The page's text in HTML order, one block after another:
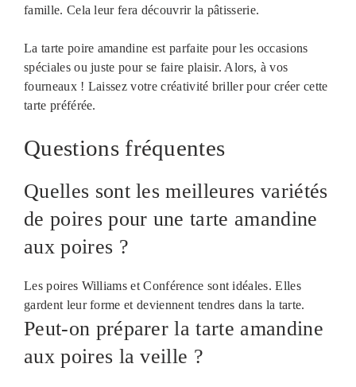
famille. Cela leur fera découvrir la pâtisserie.
La tarte poire amandine est parfaite pour les occasions
spéciales ou juste pour se faire plaisir. Alors, à vos
fourneaux ! Laissez votre créativité briller pour créer cette
tarte préférée.
Questions fréquentes
Quelles sont les meilleures variétés
de poires pour une tarte amandine
aux poires ?
Les poires Williams et Conférence sont idéales. Elles
gardent leur forme et deviennent tendres dans la tarte.
Peut-on préparer la tarte amandine
aux poires la veille ?